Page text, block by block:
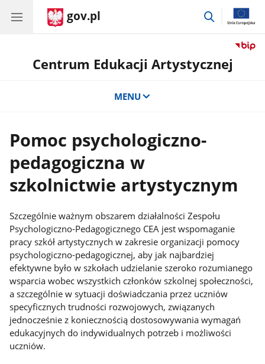
gov.pl
przejdź
Centrum Edukacji Artystycznej
MENU
Pomoc psychologiczno-
pedagogiczna w
szkolnictwie artystycznym
Szczególnie ważnym obszarem działalności Zespołu
Psychologiczno-Pedagogicznego CEA jest wspomaganie
pracy szkół artystycznych w zakresie organizacji pomocy
psychologiczno-pedagogicznej, aby jak najbardziej
efektywne było w szkołach udzielanie szeroko rozumianego
wsparcia wobec wszystkich członków szkolnej społeczności,
a szczególnie w sytuacji doświadczania przez uczniów
specyficznych trudności rozwojowych, związanych
jednocześnie z koniecznością dostosowywania wymagań
edukacyjnych do indywidualnych potrzeb i możliwości
uczniów.